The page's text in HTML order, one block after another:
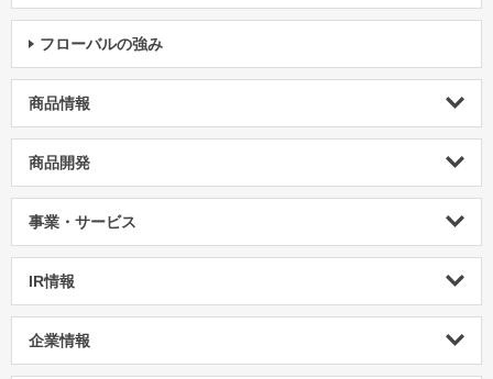
フローバルの強み
商品情報
商品開発
事業・サービス
IR情報
企業情報